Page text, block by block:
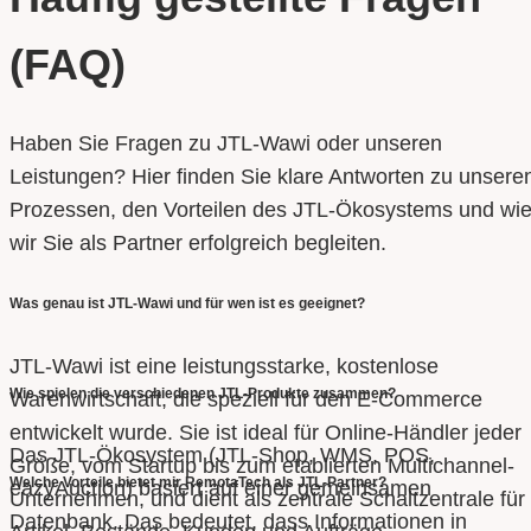
(FAQ)
Haben Sie Fragen zu JTL-Wawi oder unseren
Leistungen? Hier finden Sie klare Antworten zu
Prozessen, den Vorteilen des JTL-Ökosystems und wie
wir Sie als Partner erfolgreich begleiten.
Was genau ist JTL-Wawi und für wen ist es geeignet?
JTL-Wawi ist eine leistungsstarke, kostenlose
Warenwirtschaft, die speziell für den E-Commerce
entwickelt wurde. Sie ist ideal für Online-Händler jeder
Größe, vom Startup bis zum etablierten Multichannel-
Unternehmen, und dient als zentrale Schaltzentrale für
Wie spielen die verschiedenen JTL-Produkte zusammen?
Das JTL-Ökosystem (JTL-Shop, WMS, POS,
eazyAuction) basiert auf einer gemeinsamen
Datenbank. Das bedeutet, dass Informationen in
Welche Vorteile bietet mir RemotaTech als JTL-Partner?